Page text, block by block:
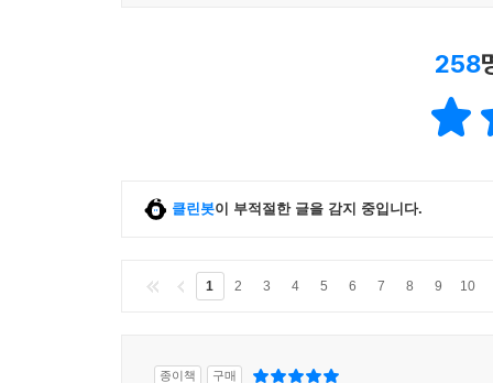
258
클린봇이 부적절한 글을 감지 중입니다.
1 2 3 4 5 6 7 8 9 10
종이책 구매